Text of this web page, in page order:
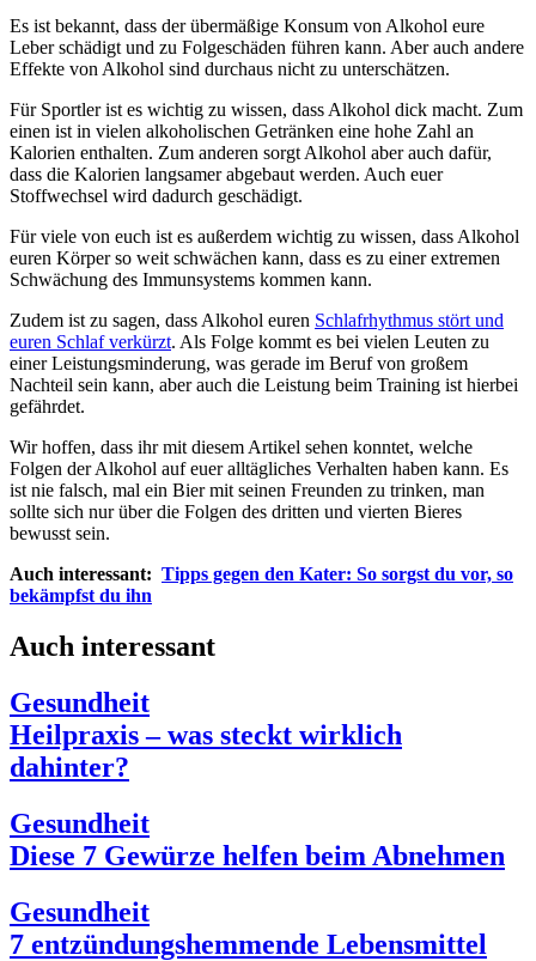
Es ist bekannt, dass der übermäßige Konsum von Alkohol eure
Leber schädigt und zu Folgeschäden führen kann. Aber auch andere
Effekte von Alkohol sind durchaus nicht zu unterschätzen.
Für Sportler ist es wichtig zu wissen, dass Alkohol dick macht. Zum
einen ist in vielen alkoholischen Getränken eine hohe Zahl an
Kalorien enthalten. Zum anderen sorgt Alkohol aber auch dafür,
dass die Kalorien langsamer abgebaut werden. Auch euer
Stoffwechsel wird dadurch geschädigt.
Für viele von euch ist es außerdem wichtig zu wissen, dass Alkohol
euren Körper so weit schwächen kann, dass es zu einer extremen
Schwächung des Immunsystems kommen kann.
Zudem ist zu sagen, dass Alkohol euren Schlafrhythmus stört und
euren Schlaf verkürzt. Als Folge kommt es bei vielen Leuten zu
einer Leistungsminderung, was gerade im Beruf von großem
Nachteil sein kann, aber auch die Leistung beim Training ist hierbei
gefährdet.
Wir hoffen, dass ihr mit diesem Artikel sehen konntet, welche
Folgen der Alkohol auf euer alltägliches Verhalten haben kann. Es
ist nie falsch, mal ein Bier mit seinen Freunden zu trinken, man
sollte sich nur über die Folgen des dritten und vierten Bieres
bewusst sein.
Auch interessant: Tipps gegen den Kater: So sorgst du vor, so
bekämpfst du ihn
Auch interessant
Gesundheit
Heilpraxis – was steckt wirklich
dahinter?
Gesundheit
Diese 7 Gewürze helfen beim Abnehmen
Gesundheit
7 entzündungshemmende Lebensmittel